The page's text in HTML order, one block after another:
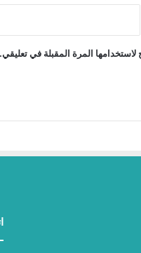
المرة المقبلة في تعليقي.